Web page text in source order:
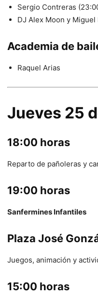
Sergio Contreras
DJ Alex Moon y Miguel
Academia de
Raquel Arias
Jueves 25
18:00 horas
Reparto de pañoleras y
19:00 horas
Sanfermines Infantiles
Plaza José
Juegos, animación y
15:00 horas